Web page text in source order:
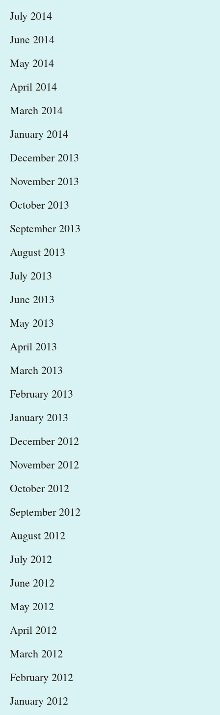
July 2014
June 2014
May 2014
April 2014
March 2014
January 2014
December 2013
November 2013
October 2013
September 2013
August 2013
July 2013
June 2013
May 2013
April 2013
March 2013
February 2013
January 2013
December 2012
November 2012
October 2012
September 2012
August 2012
July 2012
June 2012
May 2012
April 2012
March 2012
February 2012
January 2012